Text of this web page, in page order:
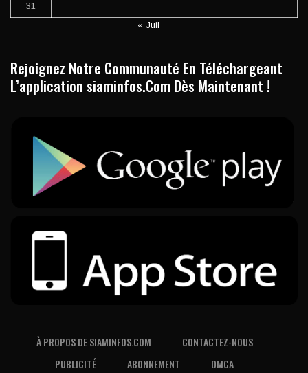
31
« Juil
Rejoignez Notre Communauté En Téléchargeant
L’application siaminfos.Com Dès Maintenant !
À PROPOS DE SIAMINFOS.COM
CONTACTEZ-NOUS
PUBLICITÉ
ABONNEMENT DMCA